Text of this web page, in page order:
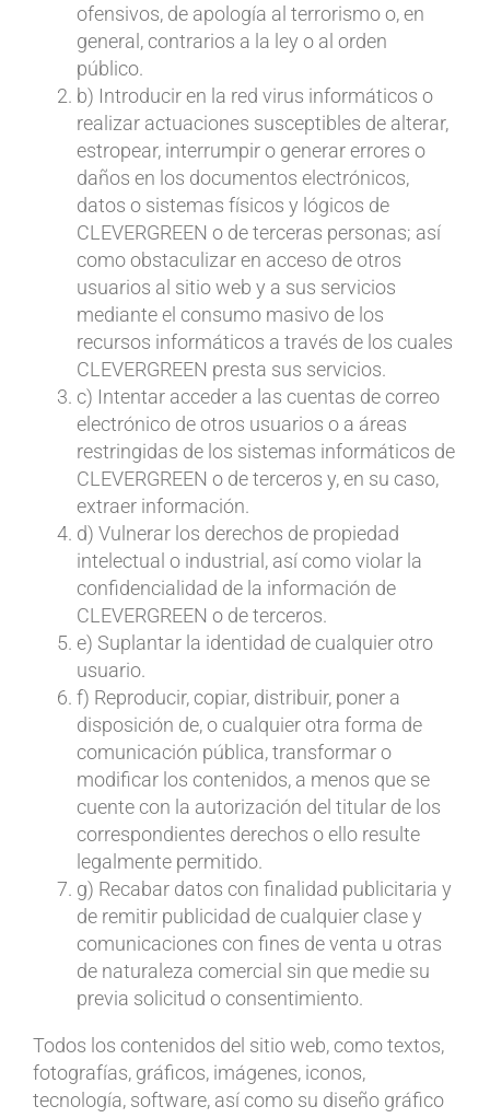
ofensivos, de apología al terrorismo o, en
general, contrarios a la ley o al orden
público.
b) Introducir en la red virus informáticos o
realizar actuaciones susceptibles de alterar,
estropear, interrumpir o generar errores o
daños en los documentos electrónicos,
datos o sistemas físicos y lógicos de
CLEVERGREEN o de terceras personas; así
como obstaculizar en acceso de otros
usuarios al sitio web y a sus servicios
mediante el consumo masivo de los
recursos informáticos a través de los cuales
CLEVERGREEN presta sus servicios.
c) Intentar acceder a las cuentas de correo
electrónico de otros usuarios o a áreas
restringidas de los sistemas informáticos de
CLEVERGREEN o de terceros y, en su caso,
extraer información.
d) Vulnerar los derechos de propiedad
intelectual o industrial, así como violar la
confidencialidad de la información de
CLEVERGREEN o de terceros.
e) Suplantar la identidad de cualquier otro
usuario.
f) Reproducir, copiar, distribuir, poner a
disposición de, o cualquier otra forma de
comunicación pública, transformar o
modificar los contenidos, a menos que se
cuente con la autorización del titular de los
correspondientes derechos o ello resulte
legalmente permitido.
g) Recabar datos con finalidad publicitaria y
de remitir publicidad de cualquier clase y
comunicaciones con fines de venta u otras
de naturaleza comercial sin que medie su
previa solicitud o consentimiento.
Todos los contenidos del sitio web, como textos,
fotografías, gráficos, imágenes, iconos,
tecnología, software, así como su diseño gráfico